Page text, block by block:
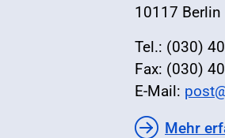
10117 Berlin
Tel.: (030)
Fax: (030)
E-Mail:
Mehr